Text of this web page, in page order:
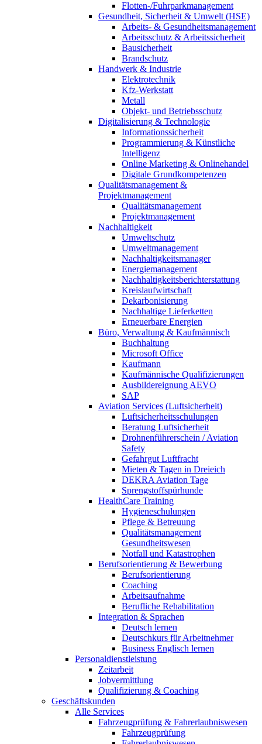
Flotten-/Fuhrparkmanagement
Gesundheit, Sicherheit & Umwelt (HSE)
Arbeits- & Gesundheitsmanagement
Arbeitsschutz & Arbeitssicherheit
Bausicherheit
Brandschutz
Handwerk & Industrie
Elektrotechnik
Kfz-Werkstatt
Metall
Objekt- und Betriebsschutz
Digitalisierung & Technologie
Informationssicherheit
Programmierung & Künstliche
Intelligenz
Online Marketing & Onlinehandel
Digitale Grundkompetenzen
Qualitätsmanagement &
Projektmanagement
Qualitätsmanagement
Projektmanagement
Nachhaltigkeit
Umweltschutz
Umweltmanagement
Nachhaltigkeitsmanager
Energiemanagement
Nachhaltigkeitsberichterstattung
Kreislaufwirtschaft
Dekarbonisierung
Nachhaltige Lieferketten
Erneuerbare Energien
Büro, Verwaltung & Kaufmännisch
Buchhaltung
Microsoft Office
Kaufmann
Kaufmännische Qualifizierungen
Ausbildereignung AEVO
SAP
Aviation Services (Luftsicherheit)
Luftsicherheitsschulungen
Beratung Luftsicherheit
Drohnenführerschein / Aviation
Safety
Gefahrgut Luftfracht
Mieten & Tagen in Dreieich
DEKRA Aviation Tage
Sprengstoffspürhunde
HealthCare Training
Hygieneschulungen
Pflege & Betreuung
Qualitätsmanagement
Gesundheitswesen
Notfall und Katastrophen
Berufsorientierung & Bewerbung
Berufsorientierung
Coaching
Arbeitsaufnahme
Berufliche Rehabilitation
Integration & Sprachen
Deutsch lernen
Deutschkurs für Arbeitnehmer
Business Englisch lernen
Personaldienstleistung
Zeitarbeit
Jobvermittlung
Qualifizierung & Coaching
Geschäftskunden
Alle Services
Fahrzeugprüfung & Fahrerlaubniswesen
Fahrzeugprüfung